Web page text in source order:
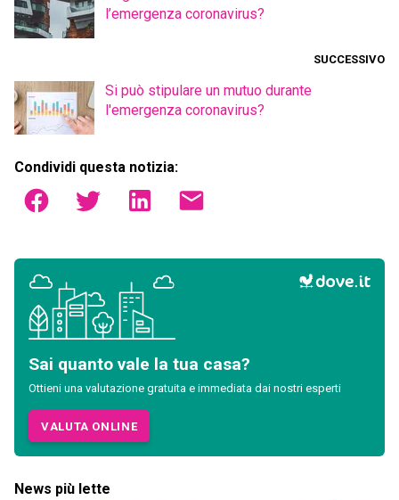
l’emergenza coronavirus?
SUCCESSIVO
Si può stipulare un mutuo durante
l'emergenza coronavirus?
Condividi questa notizia:
Sai quanto vale la tua casa?
Ottieni una valutazione gratuita e immediata dai nostri esperti
VALUTA ONLINE
News più lette